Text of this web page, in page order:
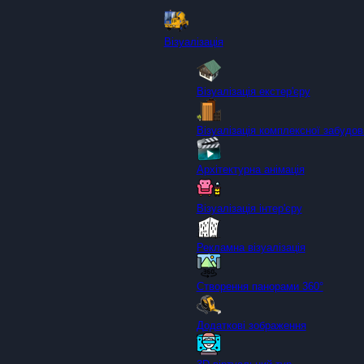
Візуалізація
Візуалізація екстер'єру
Візуалізація комплексної
Архітектурна анімація
Візуалізація інтер'єру
Рекламна візуалізація
Створення панорами 360°
Додаткові зображення